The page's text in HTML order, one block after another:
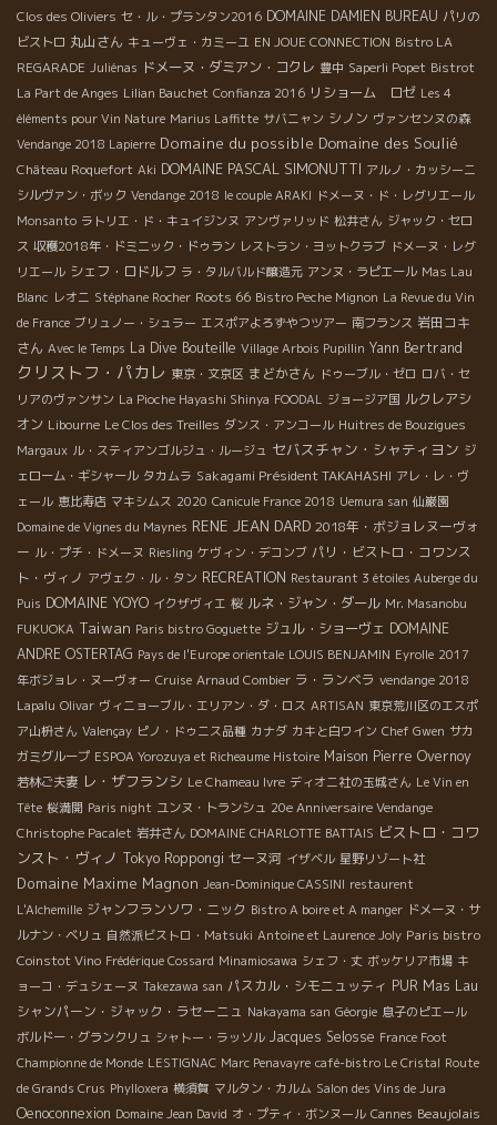
Clos des Oliviers セ・ル・プランタン2016 DOMAINE DAMIEN BUREAU パリの
ビストロ 丸山さん キューヴェ・カミーユ EN JOUE CONNECTION Bistro LA
REGARADE Juliénas ドメーヌ・ダミアン・コクレ 豊中 Saperli Popet Bistrot
La Part de Anges Lilian Bauchet Confianza 2016 リショーム ロゼ Les 4
éléments pour Vin Nature Marius Laffitte サバニャン シノン ヴァンセンヌの森
Vendange 2018 Lapierre Domaine du possible Domaine des Soulié
Château Roquefort Aki DOMAINE PASCAL SIMONUTTI アルノ・カッシーニ
シルヴァン・ボック Vendange 2018 le couple ARAKI ドメーヌ・ド・レグリエール
Monsanto ラトリエ・ド・キュイジンヌ アンヴァリッド 松井さん ジャック・セロ
ス 収穫2018年・ドミニック・ドゥラン レストラン・ヨットクラブ ドメーヌ・レグ
リエール シェフ・ロドルフ ラ・タルバルド醸造元 アンヌ・ラピエール Mas Lau
Blanc レオニ Stéphane Rocher Roots 66 Bistro Peche Mignon La Revue du Vin
de France ブリュノー・シュラー エスポアよろずやつツアー 南フランス 岩田コキ
さん Avec le Temps La Dive Bouteille Village Arbois Pupillin Yann Bertrand
クリストフ・パカレ 東京・文京区 まどかさん ドゥーブル・ゼロ ロバ・セ
リアのヴァンサン La Pioche Hayashi Shinya FOODAL ジョージア国 ルクレアシ
オン Libourne Le Clos des Treilles ダンス・アンコール Huitres de Bouzigues
Margaux ル・スティアンゴルジュ・ルージュ セバスチャン・シャティヨン ジ
ェローム・ギシャール タカムラ Sakagami Président TAKAHASHI アレ・レ・ヴ
ェール 恵比寿店 マキシムス 2020 Canicule France 2018 Uemura san 仙巌園
Domaine de Vignes du Maynes RENE JEAN DARD 2018年・ボジョレヌーヴォ
ー ル・プチ・ドメーヌ Riesling ケヴィン・デコンブ パリ・ビストロ・コワンス
ト・ヴィノ アヴェク・ル・タン RECREATION Restaurant 3 étoiles Auberge du
Puis DOMAINE YOYO イクザヴィエ 桜 ルネ・ジャン・ダール Mr. Masanobu
FUKUOKA Taiwan Paris bistro Goguette ジュル・ショーヴェ DOMAINE
ANDRE OSTERTAG Pays de l'Europe orientale LOUIS BENJAMIN Eyrolle 2017
年ボジョレ・ヌーヴォー Cruise Arnaud Combier ラ・ランベラ vendange 2018
Lapalu Olivar ヴィニョーブル・エリアン・ダ・ロス ARTISAN 東京荒川区のエスポ
ア山枡さん Valençay ピノ・ドゥニス品種 カナダ カキと白ワイン Chef Gwen サカ
ガミグループ ESPOA Yorozuya et Richeaume Histoire Maison Pierre Overnoy
若林ご夫妻 レ・ザフランシ Le Chameau Ivre ディオニ社の玉城さん Le Vin en
Tête 桜満開 Paris night ユンヌ・トランシュ 20e Anniversaire Vendange
Christophe Pacalet 岩井さん DOMAINE CHARLOTTE BATTAIS ビストロ・コワ
ンスト・ヴィノ Tokyo Roppongi セーヌ河 イザベル 星野リゾート社
Domaine Maxime Magnon Jean-Dominique CASSINI restaurent
L'Alchemille ジャンフランソワ・ニック Bistro A boire et A manger ドメーヌ・サ
ルナン・ベリュ 自然派ビストロ・Matsuki Antoine et Laurence Joly Paris bistro
Coinstot Vino Frédérique Cossard Minamiosawa シェフ・丈 ボッケリア市場 キ
ョーコ・デュシェーヌ Takezawa san パスカル・シモニュッティ PUR Mas Lau
シャンパーン・ジャック・ラセーニュ Nakayama san Géorgie 息子のピエール
ボルドー・グランクリュ シャトー・ラッソル Jacques Selosse France Foot
Championne de Monde LESTIGNAC Marc Penavayre café-bistro Le Cristal Route
de Grands Crus Phylloxera 横須賀 マルタン・カルム Salon des Vins de Jura
Oenoconnexion Domaine Jean David オ・プティ・ボンヌール Cannes Beaujolais